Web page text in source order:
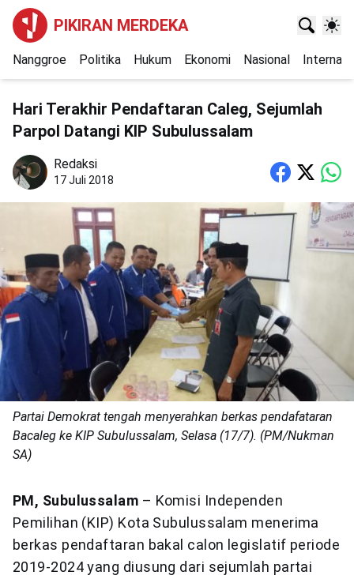
PIKIRAN MERDEKA
Nanggroe Politika Hukum Ekonomi Nasional
Hari Terakhir Pendaftaran Caleg, Sejumlah
Parpol Datangi KIP Subulussalam
Redaksi
17 Juli 2018
Partai Demokrat tengah menyerahkan berkas pendafataran
Bacaleg ke KIP Subulussalam, Selasa (17/7). (PM/Nukman
SA)
PM, Subulussalam – Komisi Independen
Pemilihan (KIP) Kota Subulussalam menerima
berkas pendaftaran bakal calon legislatif periode
2019-2024 yang diusung dari sejumlah partai